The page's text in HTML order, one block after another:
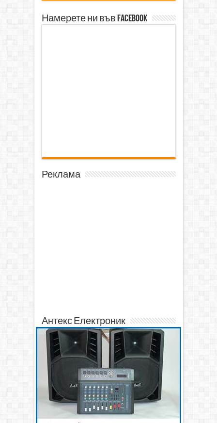
Намерете ни във Facebook
Реклама
Антекс Електроник